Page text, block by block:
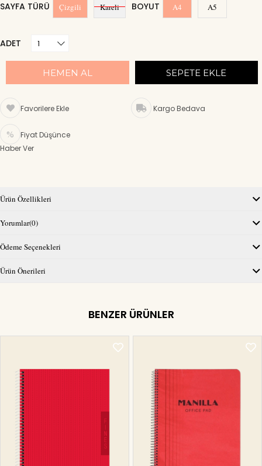
SAYFA TÜRÜ Çizgili Kareli BOYUT A4 A5
ADET
Favorilere Ekle Kargo Bedava
Fiyat Düşünce
Haber Ver
Ürün Özellikleri
Yorumlar(0)
Ödeme Seçenekleri
Ürün Önerileri
BENZER ÜRÜNLER